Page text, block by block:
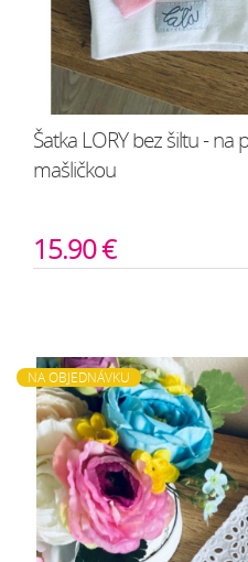
Šatka LORY bez šiltu - na
mašličkou
15.90 €
NA OBJEDNÁVKU